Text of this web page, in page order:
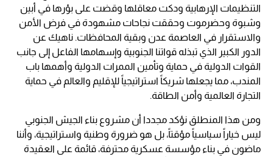
التنظيمات الإرهابية ودكت معاقلها وقضت على بؤرها في أبين
وشبوة وحضرموت وحققت نجاحات مشهودة في فرض الأمن
والاستقرار في العاصمة عدن وبقية المحافظات. ناهيك عن
الدور الكبير الذي تبذله قواتنا الجنوبية وإسهامها الفاعل إلى جانب
القوات الدولية في حماية وتأمين الممرات الدولية وأهمها باب
المندب، مما يجعلها شريكاً استراتيجياً للإقليم والعالم في حماية
التجارة العالمية وأمن الطاقة.
ومن هذا المنطلق نؤكد مجددا أن مشروع بناء الجيش الجنوبي
ليس خياراً سياسياً مؤقتاً، بل هو ضرورة وطنية واستراتيجية، وأننا
ماضون في بناء مؤسسة عسكرية محترفة، قائمة على العقيدة